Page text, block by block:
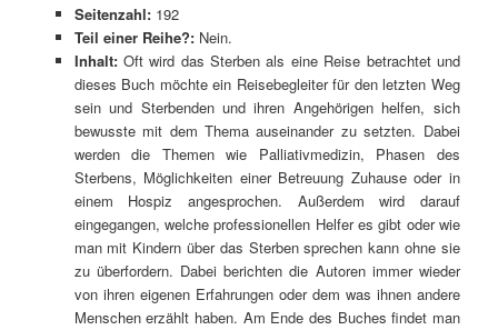
Seitenzahl: 192
Teil einer Reihe?: Nein.
Inhalt: Oft wird das Sterben als eine Reise betrachtet und
dieses Buch möchte ein Reisebegleiter für den letzten Weg
sein und Sterbenden und ihren Angehörigen helfen, sich
bewusste mit dem Thema auseinander zu setzten. Dabei
werden die Themen wie Palliativmedizin, Phasen des
Sterbens, Möglichkeiten einer Betreuung Zuhause oder in
einem Hospiz angesprochen. Außerdem wird darauf
eingegangen, welche professionellen Helfer es gibt oder wie
man mit Kindern über das Sterben sprechen kann ohne sie
zu überfordern. Dabei berichten die Autoren immer wieder
von ihren eigenen Erfahrungen oder dem was ihnen andere
Menschen erzählt haben. Am Ende des Buches findet man